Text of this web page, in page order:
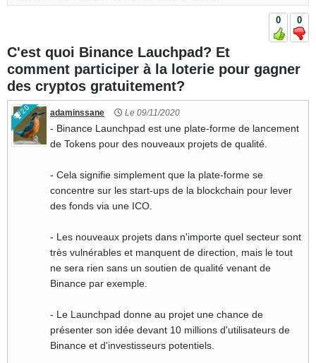
0 0
C'est quoi Binance Lauchpad? Et
comment participer à la loterie pour gagner
des cryptos gratuitement?
20 adaminssane Le 09/11/2020
- Binance Launchpad est une plate-forme de lancement
de Tokens pour des nouveaux projets de qualité.
- Cela signifie simplement que la plate-forme se
concentre sur les start-ups de la blockchain pour lever
des fonds via une ICO.
- Les nouveaux projets dans n'importe quel secteur sont
très vulnérables et manquent de direction, mais le tout
ne sera rien sans un soutien de qualité venant de
Binance par exemple.
- Le Launchpad donne au projet une chance de
présenter son idée devant 10 millions d'utilisateurs de
Binance et d'investisseurs potentiels.